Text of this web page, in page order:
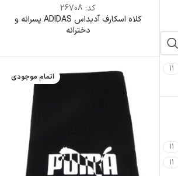
11
11
11
کد: 26708
کلاه اسکارف آدیداس ADIDAS پسرانه و
دخترانه
اتمام موجودی